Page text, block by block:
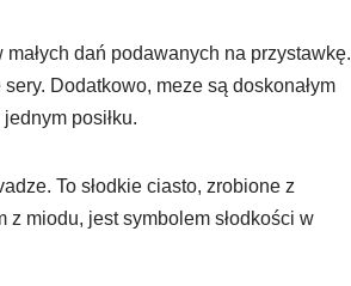
dań podawanych na przystawkę.
Dodatkowo, meze są doskonałym
posiłku.
To słodkie ciasto, zrobione z
miodu, jest symbolem słodkości w